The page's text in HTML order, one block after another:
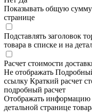
Показывать общую сумму
странице
Подставлять заголовок
товара в списке и на
Расчет стоимости
Не отображать
ссылку Краткий расчет
подробный расчет
Отображать информацию
детальной странице